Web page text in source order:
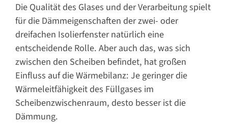
Die Qualität des Glases und der Verarbeitung spielt
für die Dämmeigenschaften der zwei- oder
dreifachen Isolierfenster natürlich eine
entscheidende Rolle. Aber auch das, was sich
zwischen den Scheiben befindet, hat großen
Einfluss auf die Wärmebilanz: Je geringer die
Wärmeleitfähigkeit des Füllgases im
Scheibenzwischenraum, desto besser ist die
Dämmung.